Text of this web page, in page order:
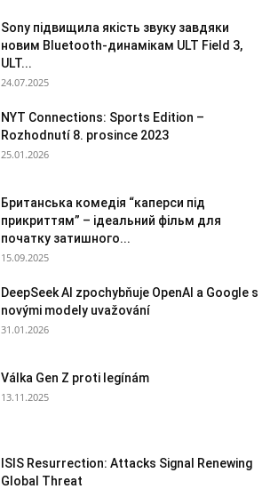
Sony підвищила якість звуку завдяки
новим Bluetooth-динамікам ULT Field 3,
ULT...
24.07.2025
NYT Connections: Sports Edition –
Rozhodnutí 8. prosince 2023
25.01.2026
Британська комедія “каперси під
прикриттям” – ідеальний фільм для
початку затишного...
15.09.2025
DeepSeek AI zpochybňuje OpenAI a Google s
novými modely uvažování
31.01.2026
Válka Gen Z proti legínám
13.11.2025
ISIS Resurrection: Attacks Signal Renewing
Global Threat